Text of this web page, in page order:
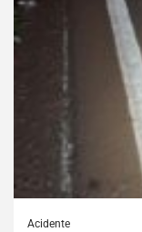
Acidente